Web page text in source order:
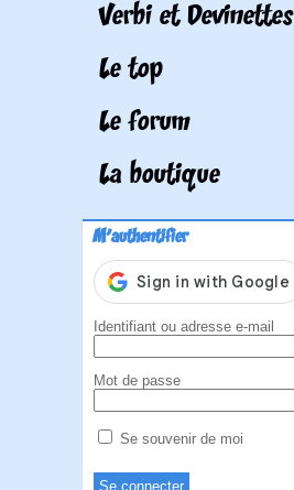
Verbi et Devinettes
Le top
Le forum
La boutique
M'authentifier
Identifiant ou adresse e-mail
Mot de passe
Se souvenir de moi